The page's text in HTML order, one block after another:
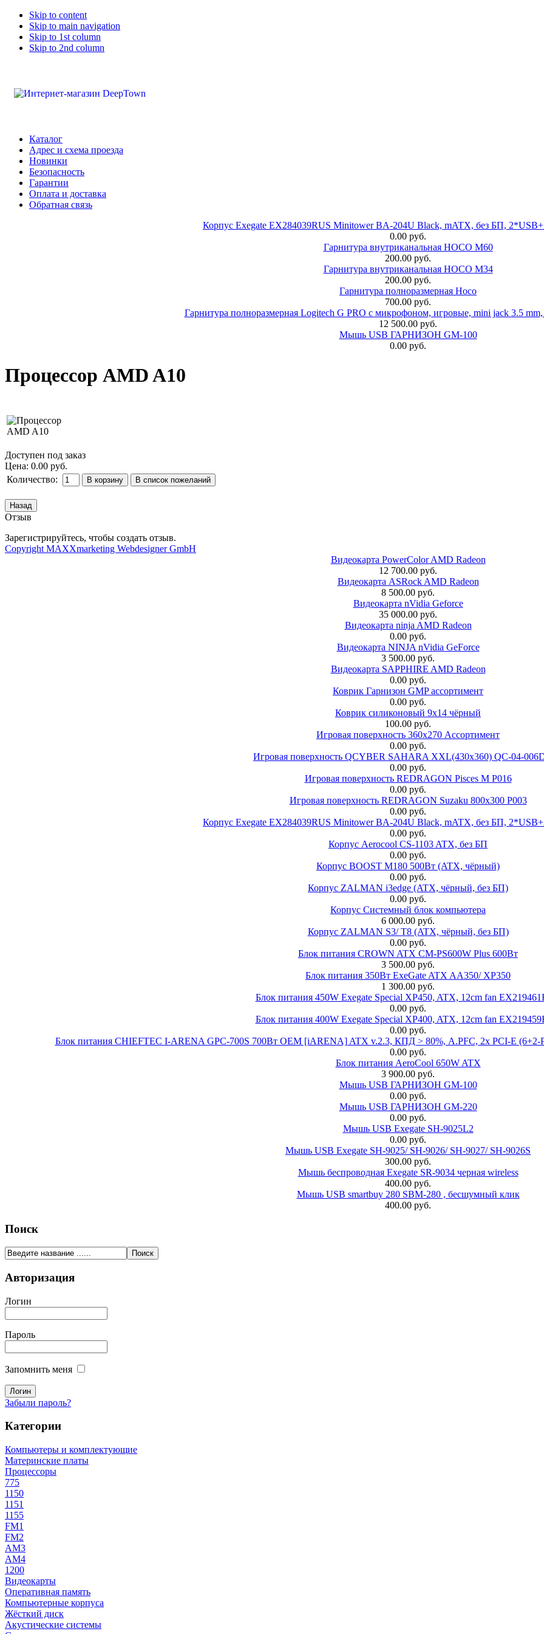
Skip to content
Skip to main navigation
Skip to 1st column
Skip to 2nd column
Каталог
Адрес и схема проезда
Новинки
Безопасность
Гарантии
Оплата и доставка
Обратная связь
Корпус Exegate EX284039RUS Minitower BA-204U Black, mATX, без БП,
0.00 руб.
Гарнитура внутриканальная HOCO M60
200.00 руб.
Гарнитура внутриканальная HOCO M34
200.00 руб.
Гарнитура полноразмерная Hoco
700.00 руб.
Гарнитура полноразмерная Logitech G PRO с микрофоном, игровые, mini jack 3.5
12 500.00 руб.
Мышь USB ГАРНИЗОН GM-100
0.00 руб.
Процессор AMD A10
Доступен под заказ
Цена: 0.00 руб.
Количество:
Отзыв
Зарегистрируйтесь, чтобы создать отзыв.
Copyright MAXXmarketing Webdesigner GmbH
Видеокарта PowerColor AMD Radeon
12 700.00 руб.
Видеокарта ASRock AMD Radeon
8 500.00 руб.
Видеокарта nVidia Geforce
35 000.00 руб.
Видеокарта ninja AMD Radeon
0.00 руб.
Видеокарта NINJA nVidia GeForce
3 500.00 руб.
Видеокарта SAPPHIRE AMD Radeon
0.00 руб.
Коврик Гарнизон GMP ассортимент
0.00 руб.
Коврик силиконовый 9х14 чёрный
100.00 руб.
Игровая поверхность 360x270 Ассортимент
0.00 руб.
Игровая поверхность QCYBER SAHARA XXL(430x360) QC-04-
0.00 руб.
Игровая поверхность REDRAGON Pisces M P016
0.00 руб.
Игровая поверхность REDRAGON Suzaku 800x300 P003
0.00 руб.
Корпус Exegate EX284039RUS Minitower BA-204U Black, mATX, без БП,
0.00 руб.
Корпус Aerocool CS-1103 ATX, без БП
0.00 руб.
Корпус BOOST M180 500Вт (ATX, чёрный)
0.00 руб.
Корпус ZALMAN i3edge (ATX, чёрный, без БП)
0.00 руб.
Корпус Системный блок компьютера
6 000.00 руб.
Корпус ZALMAN S3/ T8 (ATX, чёрный, без БП)
0.00 руб.
Блок питания CROWN ATX CM-PS600W Plus 600Вт
3 500.00 руб.
Блок питания 350Вт ExeGate ATX AA350/ XP350
1 300.00 руб.
Блок питания 450W Exegate Special XP450, ATX, 12cm fan
0.00 руб.
Блок питания 400W Exegate Special XP400, ATX, 12cm fan
0.00 руб.
Блок питания CHIEFTEC I-ARENA GPC-700S 700Вт OEM [iARENA] ATX v.2.3, КПД > 80%, A.PFC, 2x PCI-E (6+2-
0.00 руб.
Блок питания AeroCool 650W ATX
3 900.00 руб.
Мышь USB ГАРНИЗОН GM-100
0.00 руб.
Мышь USB ГАРНИЗОН GM-220
0.00 руб.
Мышь USB Exegate SH-9025L2
0.00 руб.
Мышь USB Exegate SH-9025/ SH-9026/ SH-9027/ SH-9026S
300.00 руб.
Мышь беспроводная Exegate SR-9034 черная wireless
400.00 руб.
Мышь USB smartbuy 280 SBM-280 , бесшумный клик
400.00 руб.
Поиск
Авторизация
Логин
Пароль
Запомнить меня
Забыли пароль?
Категории
Компьютеры и комплектующие
Материнские платы
Процессоры
775
1150
1151
1155
FM1
FM2
AM3
AM4
1200
Видеокарты
Оперативная память
Компьютерные корпуса
Жёсткий диск
Акустические системы